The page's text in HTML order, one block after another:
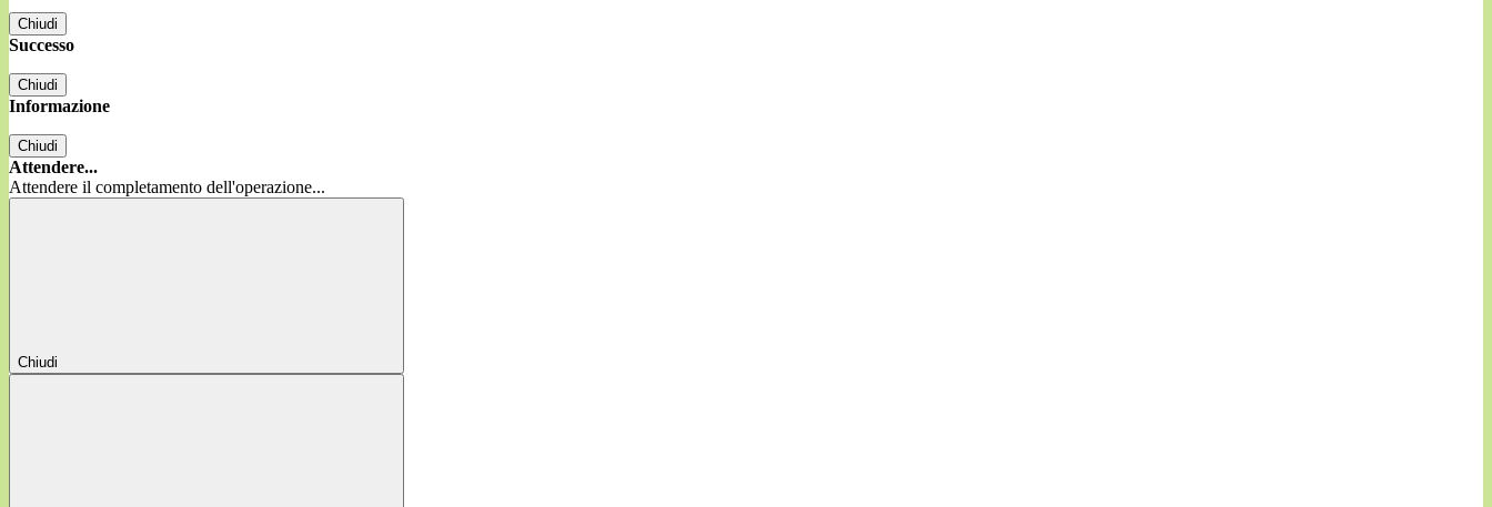
Chiudi
Successo
Chiudi
Informazione
Chiudi
Attendere...
Attendere il completamento dell'operazione...
Chiudi